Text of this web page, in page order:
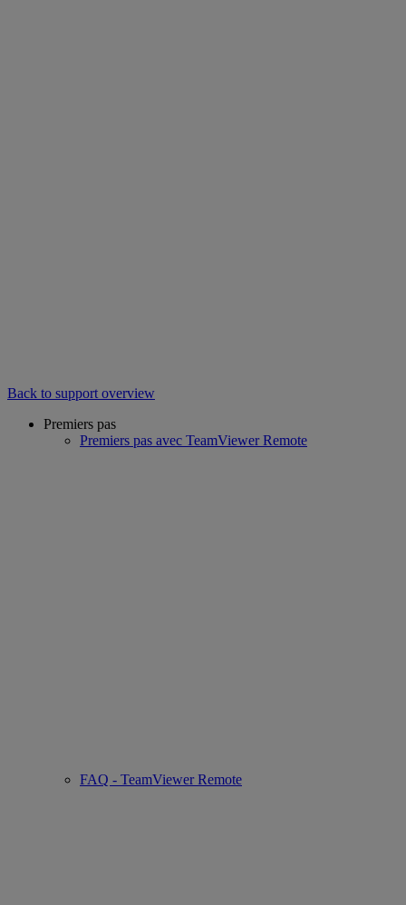
Back to support overview
Premiers pas
Premiers pas avec TeamViewer Remote
FAQ - TeamViewer Remote